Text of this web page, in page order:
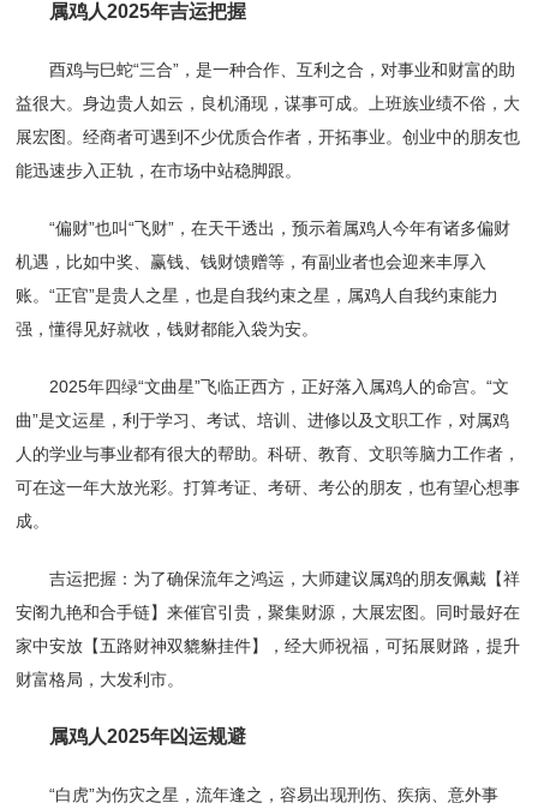
属鸡人2025年吉运把握
酉鸡与巳蛇“三合”，是一种合作、互利之合，对事业和财富的助
益很大。身边贵人如云，良机涌现，谋事可成。上班族业绩不俗，大
展宏图。经商者可遇到不少优质合作者，开拓事业。创业中的朋友也
能迅速步入正轨，在市场中站稳脚跟。
“偏财”也叫“飞财”，在天干透出，预示着属鸡人今年有诸多偏财
机遇，比如中奖、赢钱、钱财馈赠等，有副业者也会迎来丰厚入
账。“正官”是贵人之星，也是自我约束之星，属鸡人自我约束能力
强，懂得见好就收，钱财都能入袋为安。
2025年四绿“文曲星”飞临正西方，正好落入属鸡人的命宫。“文
曲”是文运星，利于学习、考试、培训、进修以及文职工作，对属鸡
人的学业与事业都有很大的帮助。科研、教育、文职等脑力工作者，
可在这一年大放光彩。打算考证、考研、考公的朋友，也有望心想事
成。
吉运把握：为了确保流年之鸿运，大师建议属鸡的朋友佩戴【祥
安阁九艳和合手链】来催官引贵，聚集财源，大展宏图。同时最好在
家中安放【五路财神双貔貅挂件】，经大师祝福，可拓展财路，提升
财富格局，大发利市。
属鸡人2025年凶运规避
“白虎”为伤灾之星，流年逢之，容易出现刑伤、疾病、意外事